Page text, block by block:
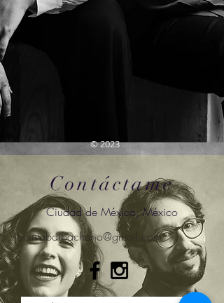
© 2023
Contáctame
Ciudad de México, México
jacintabarbachano@gmail.com